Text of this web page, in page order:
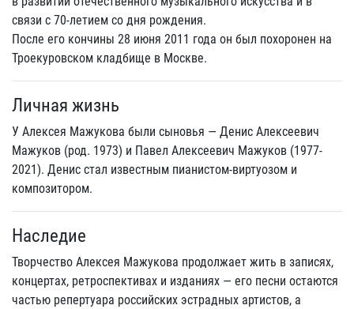
связи с 70-летием со дня рождения.
После его кончины 28 июня 2011 года он был похоронен на
Троекуровском кладбище в Москве.
Личная жизнь
У Алексея Мажукова были сыновья — Денис Алексеевич
Мажуков (род. 1973) и Павел Алексеевич Мажуков (1977-
2021). Денис стал известным пианистом-виртуозом и
композитором.
Наследие
Творчество Алексея Мажукова продолжает жить в записях,
концертах, ретроспективах и изданиях — его песни остаются
частью репертуара российских эстрадных артистов, а